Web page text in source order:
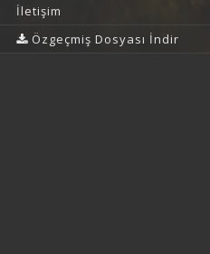
İletişim
Özgeçmiş Dosyası İndir